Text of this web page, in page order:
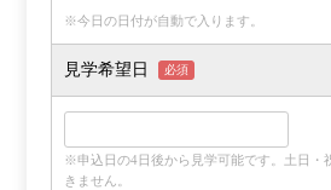
※今日の日付が自動で入ります。
見学希望日 必須
※申込日の4日後から見学可能です。土日・
きません。